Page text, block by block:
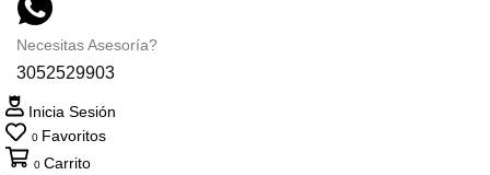
Necesitas Asesoría?
3052529903
Inicia Sesión
0 Favoritos
0 Carrito